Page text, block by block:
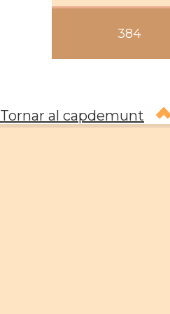
384
Tornar al capdemunt